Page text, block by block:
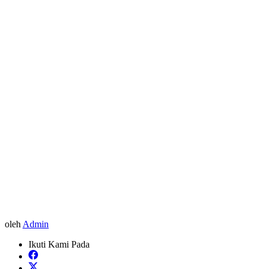
oleh Admin
Ikuti Kami Pada